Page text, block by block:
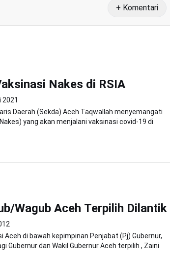
+ Komentari
Nakes di RSIA
2021
Daerah (Sekda) Aceh Taqwallah menyemangati
yang akan menjalani vaksinasi covid-19 di
Wagub Aceh Terpilih Dilantik
Aceh di bawah kepimpinan Penjabat (Pj) Gubernur,
Gubernur dan Wakil Gubernur Aceh terpilih , Zaini